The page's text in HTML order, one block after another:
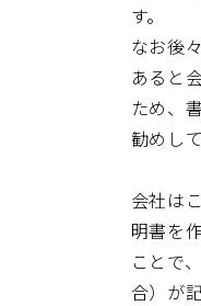
す。
なお後
あると
ため、
勧めし
会社は
明書を
ことで
合）が